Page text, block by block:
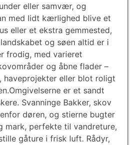
eller samvær, og
med lidt kærlighed blive et
eller et ekstra gemmested,
og søen altid er i
frodig, med varieret
og åbne flader –
haveprojekter eller blot roligt
er et sandt
Svanninge Bakker, skov
døren, og stierne bugter
mark, perfekte til vandreture,
gåture i frisk luft. Rådyr,